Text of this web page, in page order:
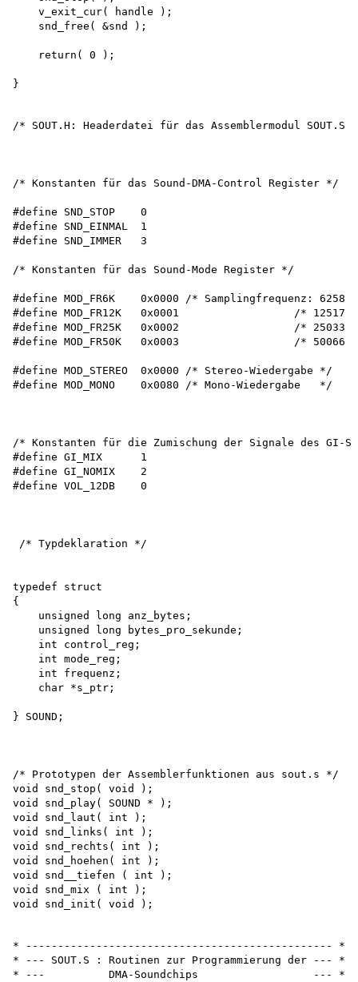
/* SOUT.H: Headerdatei für das Assemblermodul SOUT.S
/* Konstanten für das Sound-DMA-Control Register */
#define SND_STOP    0
#define SND_EINMAL  1
#define SND_IMMER   3
/* Konstanten für das Sound-Mode Register */
#define MOD_FR6K    0x0000 /* Samplingfrequenz: 6258
#define MOD_FR12K   0x0001                  /* 12517
#define MOD_FR25K   0x0002                  /* 25033
#define MOD_FR50K   0x0003                  /* 50066
#define MOD_STEREO  0x0000 /* Stereo-Wiedergabe */
#define MOD_MONO    0x0080 /* Mono-Wiedergabe   */
/* Konstanten für die Zumischung der Signale des GI-
#define GI_MIX      1
#define GI_NOMIX    2
#define VOL_12DB    0
/* Typdeklaration */
typedef struct
{
    unsigned long anz_bytes;
    unsigned long bytes_pro_sekunde;
    int control_reg;
    int mode_reg;
    int frequenz;
    char *s_ptr;
} SOUND;
/* Prototypen der Assemblerfunktionen aus sout.s */
void snd_stop( void );
void snd_play( SOUND * );
void snd_laut( int );
void snd_links( int );
void snd_rechts( int );
void snd_hoehen( int );
void snd__tiefen ( int );
void snd_mix ( int );
* ------------------------------------------------ *
* --- SOUT.S : Routinen zur Programmierung der --- *
* ---          DMA-Soundchips                  --- *